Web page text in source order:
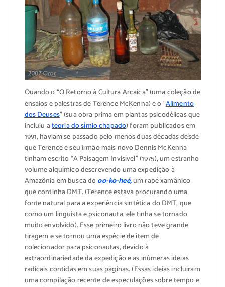
Quando o “O Retorno à Cultura Arcaica” (uma coleção de
ensaios e palestras de Terence McKenna) e o “Alimento
dos Deuses” (sua obra prima em plantas psicodélicas que
incluiu ateoria do símio chapado) foram publicados em
1991, haviam se passado pelo menos duas décadas desde
que Terence e seu irmão mais novo Dennis McKenna
tinham escrito “A Paisagem Invisível” (1975), um estranho
volume alquímico descrevendo uma expedição à
Amazônia em busca dooo-ko-heé,um rapé xamânico
que continha DMT. (Terence estava procurando uma
fonte natural para a experiência sintética do DMT, que
como um linguista e psiconauta, ele tinha se tornado
muito envolvido). Esse primeiro livro não teve grande
tiragem e se tornou uma espécie de item de
colecionador para psiconautas, devido à
extraordinariedade da expedição e as inúmeras ideias
radicais contidas em suas páginas. (Essas ideias incluiram
uma compilação recente de especulações sobre tempo e